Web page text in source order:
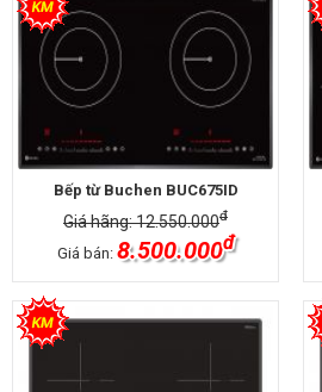
Bếp từ Buchen BUC675ID
Giá hãng: 12.550.000đ
Giá bán: 8.500.000đ